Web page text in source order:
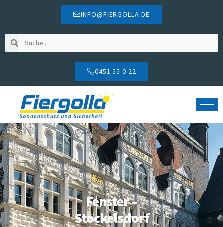
INFO@FIERGOLLA.DE
0451 55 0 22
Fenster –
Stockelsdorf